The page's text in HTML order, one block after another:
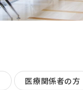
医療関係者の方